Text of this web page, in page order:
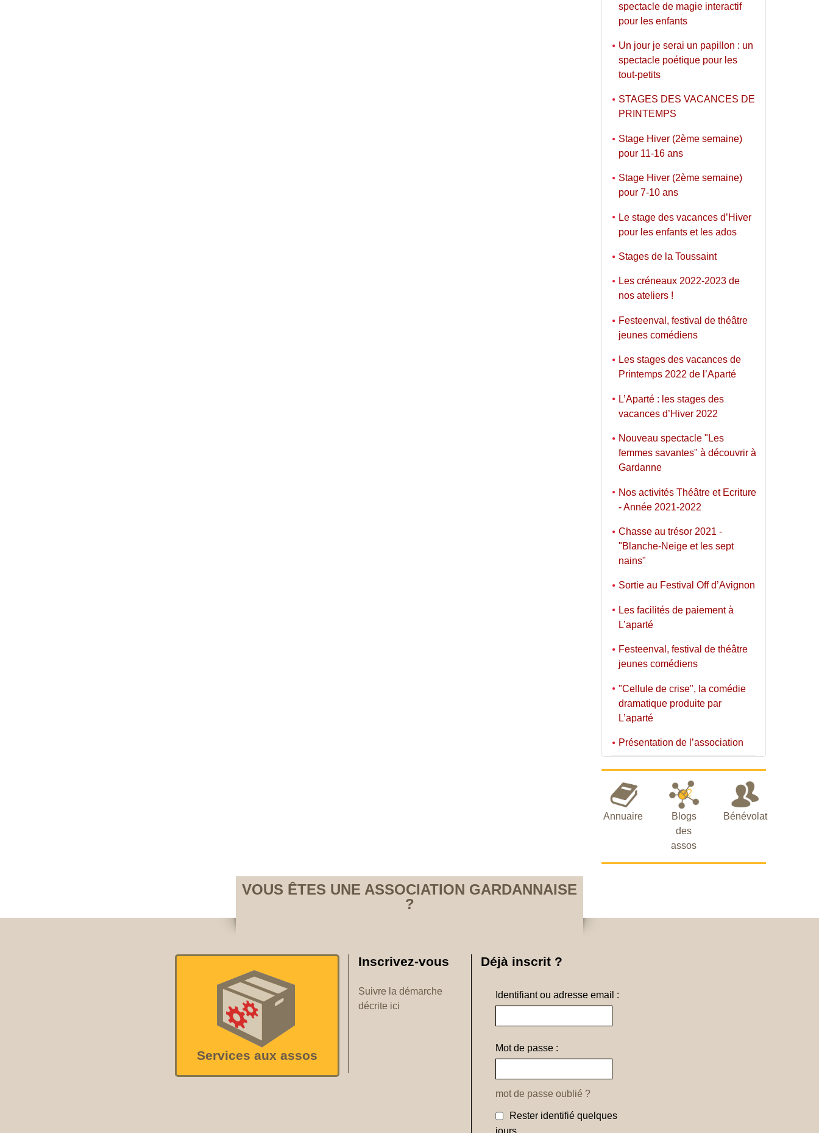
spectacle de magie interactif
pour les enfants
Un jour je serai un papillon : un
spectacle poétique pour les
tout-petits
STAGES DES VACANCES DE
PRINTEMPS
Stage Hiver (2ème semaine)
pour 11-16 ans
Stage Hiver (2ème semaine)
pour 7-10 ans
Le stage des vacances d’Hiver
pour les enfants et les ados
Stages de la Toussaint
Les créneaux 2022-2023 de
nos ateliers !
Festeenval, festival de théâtre
jeunes comédiens
Les stages des vacances de
Printemps 2022 de l’Aparté
L’Aparté : les stages des
vacances d’Hiver 2022
Nouveau spectacle "Les
femmes savantes" à découvrir à
Gardanne
Nos activités Théâtre et Ecriture
- Année 2021-2022
Chasse au trésor 2021 -
"Blanche-Neige et les sept
nains"
Sortie au Festival Off d’Avignon
Les facilités de paiement à
L’aparté
Festeenval, festival de théâtre
jeunes comédiens
"Cellule de crise", la comédie
dramatique produite par
L’aparté
Présentation de l’association
Annuaire
Blogs
des
assos
Bénévolat
VOUS ÊTES UNE ASSOCIATION GARDANNAISE
?
Services aux assos
Inscrivez-vous
Suivre la démarche
décrite ici
Déjà inscrit ?
Identifiant ou adresse email :
Mot de passe :
mot de passe oublié ?
Rester identifié quelques
jours